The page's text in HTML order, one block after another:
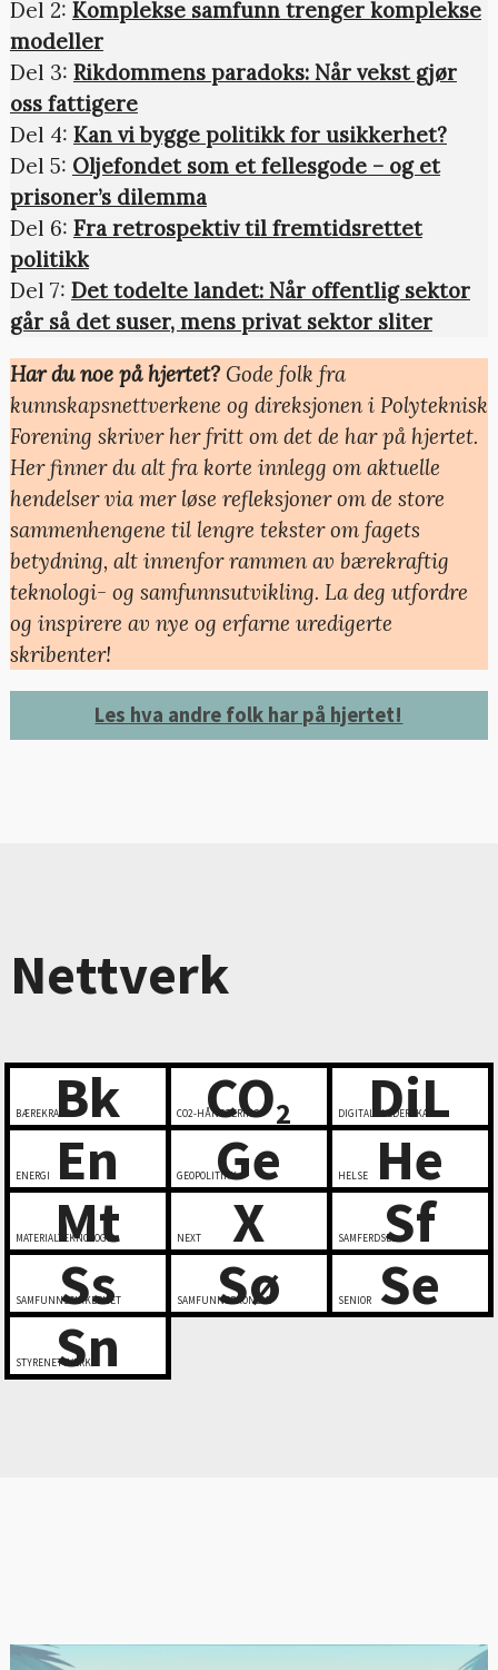
Del 2: Komplekse samfunn trenger komplekse
modeller
Del 3: Rikdommens paradoks: Når vekst gjør
oss fattigere
Del 4: Kan vi bygge politikk for usikkerhet?
Del 5: Oljefondet som et fellesgode – og et
prisoner’s dilemma
Del 6: Fra retrospektiv til fremtidsrettet
politikk
Del 7: Det todelte landet: Når offentlig sektor
går så det suser, mens privat sektor sliter
Har du noe på hjertet? Gode folk fra
kunnskapsnettverkene og direksjonen i Polyteknisk
Forening skriver her fritt om det de har på hjertet.
Her finner du alt fra korte innlegg om aktuelle
hendelser via mer løse refleksjoner om de store
sammenhengene til lengre tekster om fagets
betydning, alt innenfor rammen av bærekraftig
teknologi- og samfunnsutvikling. La deg utfordre
og inspirere av nye og erfarne uredigerte
skribenter!
Les hva andre folk har på hjertet!
Nettverk
Bk
BÆREKRAFT CO2
CO2-HÅNDTERING DiL
DIGITALT LEDERSKAP
En
ENERGI Ge
GEOPOLITIKK He
HELSE
Mt
MATERIALTEKNOLOGI X
NEXT Sf
SAMFERDSEL
Ss
SAMFUNNSSIKKERHET Sø
SAMFUNNSØKONOMI Se
SENIOR
Sn
STYRENETTVERK